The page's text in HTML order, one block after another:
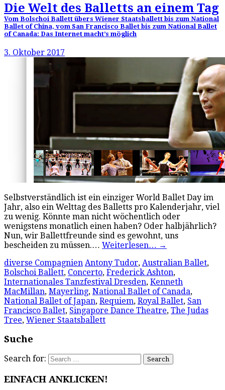
Die Welt des Balletts an einem Tag
Vom Bolschoi Ballett übers Wiener Staatsballett bis zum National
Ballet of China, vom San Francisco Ballet bis zum National Ballet
of Canada: Das Internet macht’s möglich
3. Oktober 2017
Selbstverständlich ist ein einziger World Ballet Day im
Jahr, also ein Welttag des Balletts pro Kalenderjahr, viel
zu wenig. Könnte man nicht wöchentlich oder
wenigstens monatlich einen haben? Oder halbjährlich?
Nun, wir Ballettfreunde sind es gewohnt, uns
bescheiden zu müssen.… Weiterlesen… →
diverse Compagnien Antony Tudor, Australian Ballet,
Bolschoi Ballett, Concerto, Frederick Ashton,
Internationales Tanzfestival Dresden, Kenneth
MacMillan, Mayerling, National Ballet of Canada,
National Ballet of Japan, Requiem, Royal Ballet, San
Francisco Ballet, Singapore Dance Theatre, The Judas
Tree, Wiener Staatsballett
Suche
Search for:
EINFACH ANKLICKEN!